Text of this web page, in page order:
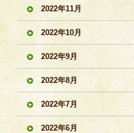
2022年11月
2022年10月
2022年9月
2022年8月
2022年7月
2022年6月